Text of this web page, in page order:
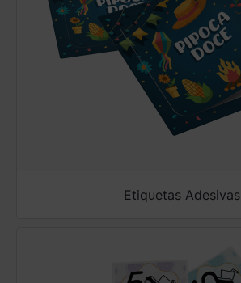
Etiquetas Adesivas